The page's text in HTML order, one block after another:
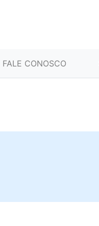
FALE CONOSCO